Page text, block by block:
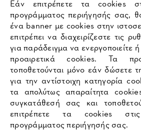
Εάν επιτρέπετε τα cookies
προγράμματος περιήγησής σας,
ένα banner με cookies στην
επιτρέπει να διαχειρίζεστε τις
για παράδειγμα να ενεργοποιείτε
προαιρετικά cookies. Τα
τοποθετούνται μόνο εάν δώσετε
για την αντίστοιχη κατηγορία
τα απολύτως απαραίτητα
συγκατάθεσή σας και
επιτρέπετε τα cookies
προγράμματος περιήγησής σας.